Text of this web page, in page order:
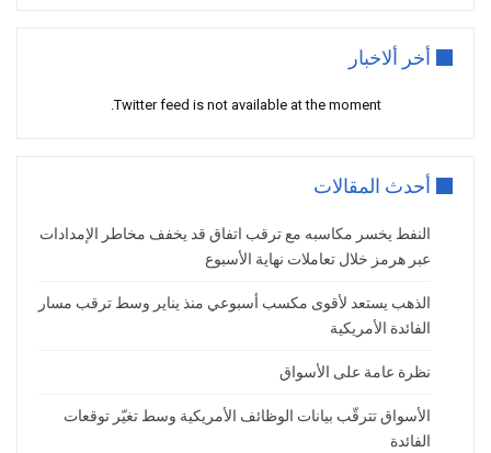
علاوة المخاطر تعود تدريجيًا
وقال أولي هانسن، رئيس استراتيجية السلع
خلال تعاملات الثلاثاء، مشيرًا إلى أن الأسواق
الجيوسياسية في الأسعار.
وأضاف أن هذه العلاوة لا تزال محدودة مقارنة
بفترات التصعيد السابقة، إلا أن أي تدهور
إضافي في الأوضاع الأمنية قد يدفع خام برنت
تصاعدت المخاطر على الإمدادات.
أخر ألاخبار
Twitter feed is not available at the moment.
أحدث المقالات
النفط يخسر مكاسبه مع ترقب اتفاق قد يخفف مخاطر الإمدادات
عبر هرمز خلال تعاملات نهاية الأسبوع
الذهب يستعد لأقوى مكسب أسبوعي منذ يناير وسط ترقب مسار
الفائدة الأمريكية
نظرة عامة على الأسواق
الأسواق تترقّب بيانات الوظائف الأمريكية وسط تغيّر توقعات
الفائدة